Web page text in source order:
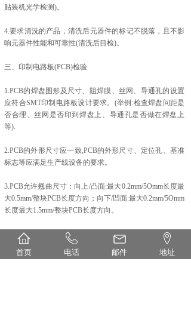
贴装机光学检测)。
4.要求清洗的产品，清洗后元器件的标记不脱落，且不影
响元器件性能和可靠性(清洗后目检)。
三、印制电路板(PCB)检验
1.PCB的焊盘图形及尺寸、阻焊膜、丝网、导通孔的设置
应符合SMT印制电路板设计要求。(举例:检查焊盘问距是
否合理、丝网是否印到焊盘上、导通孔是否做在焊盘上
等).
2.PCB的外形尺寸应一致,PCB的外形尺寸、定位孔、基准
标志等应满足生产线设备的要求。
3.PCB允许翘曲尺寸：向上/凸面:最大0.2mm/5Omm长度最
大0.5mm/整块PCB长度方向；向下/凹面:最大0.2mm/5Omm
长度最大1.5mm/整块PCB长度方向。
4.检查PCB是否被污染或受潮。
南京焊兆电子专注江苏SMT贴片加工，拥有完整的质量管
首页 电话 邮件 地址